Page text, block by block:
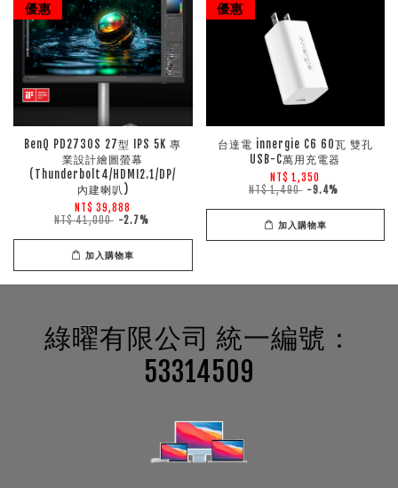
優惠
BenQ PD2730S 27型 IPS 5K 專
業設計繪圖螢幕
(Thunderbolt4/HDMI2.1/DP/
內建喇叭)
NT$ 39,888
NT$ 41,000 -2.7%
加入購物車
優惠
台達電 innergie C6 60瓦 雙孔
USB-C萬用充電器
NT$ 1,350
NT$ 1,490 -9.4%
加入購物車
綠曜有限公司 統一編號：
53314509